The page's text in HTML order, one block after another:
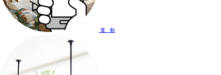
電 動